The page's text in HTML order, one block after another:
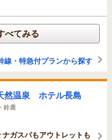
べてみる
線・特急付プランから探す
然温泉 ホテル長島
鈴鹿
ガスパもアウトレットも